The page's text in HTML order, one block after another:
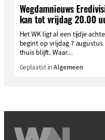
Wegdamnieuws
kan tot vrijdag 20.00
Het WK ligt al een tijdje
begint op vrijdag 7
thuis blijft. Waar...
Geplaatst inAlgemeen